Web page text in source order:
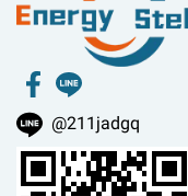
@211jadgq